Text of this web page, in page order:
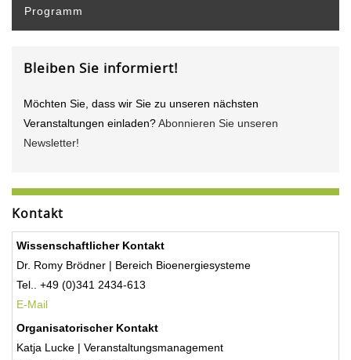
Programm
Bleiben Sie informiert!
Möchten Sie, dass wir Sie zu unseren nächsten
Veranstaltungen einladen?Abonnieren Sie unseren
Newsletter!
Kontakt
Wissenschaftlicher Kontakt
Dr. Romy Brödner | Bereich Bioenergiesysteme
Tel.. +49 (0)341 2434-613
E-Mail
Organisatorischer Kontakt
Katja Lucke | Veranstaltungsmanagement